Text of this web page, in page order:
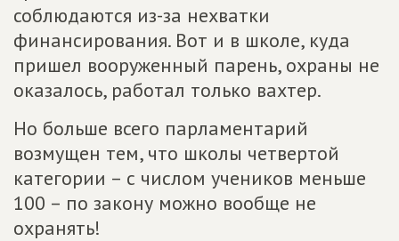
соблюдаются из-за нехватки
финансирования. Вот и в школе, куда
пришел вооруженный парень, охраны не
оказалось, работал только вахтер.
Но больше всего парламентарий
возмущен тем, что школы четвертой
категории – с числом учеников меньше
100 – по закону можно вообще не
охранять!